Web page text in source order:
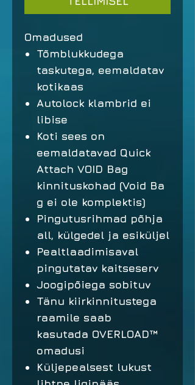
Omadused
Tõmblukkudega
taskutega, eemaldatav
kotikaas
Autolock klambrid ei
libise
Koti sees on
eemaldatavad Quick
Attach VOID Bag
kinnituskohad (Void Ba
g ei ole komplektis)
Pingutusrihmad põhja
all, külgedel ja esiküljel
Pealtlaadimisaval
pingutatav kaitseserv
Joogipõiega sobituv
Tänu kiirkinnitustega
raamile saab
kasutada OVERLOAD™
omadusi
Küljepealsest lukust